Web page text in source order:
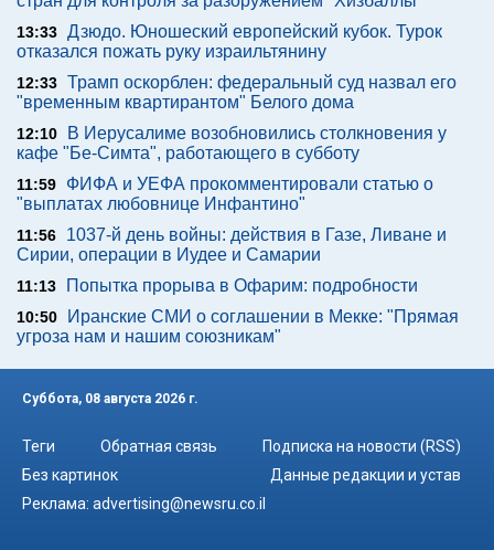
13:33 Дзюдо. Юношеский европейский кубок. Турок
отказался пожать руку израильтянину
12:33 Трамп оскорблен: федеральный суд назвал его
"временным квартирантом" Белого дома
12:10
В Иерусалиме возобновились столкновения у
кафе "Бе-Симта", работающего в субботу
11:59
ФИФА и УЕФА прокомментировали статью о
"выплатах любовнице Инфантино"
11:56
1037-й день войны: действия в Газе, Ливане и
Сирии, операции в Иудее и Самарии
11:13 Попытка прорыва в Офарим: подробности
10:50
Иранские СМИ о соглашении в Мекке: "Прямая
угроза нам и нашим союзникам"
Суббота, 08 августа 2026 г.
Теги Обратная связь
Подписка на новости (RSS)
Без картинок
Данные редакции и устав
Реклама: advertising@newsru.co.il